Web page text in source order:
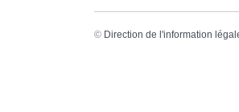
© Direction de l'information